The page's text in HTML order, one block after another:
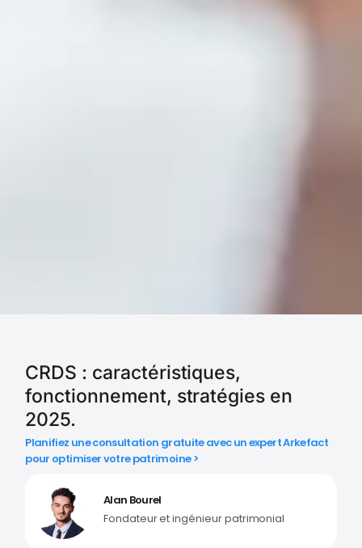
CRDS : caractéristiques,
fonctionnement, stratégies en
2025.
Planifiez une consultation gratuite avec un expert Arkefact
pour optimiser votre patrimoine >
Alan Bourel
Fondateur et ingénieur patrimonial